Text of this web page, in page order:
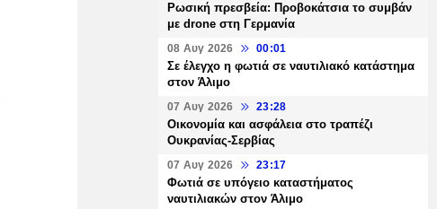
Ρωσική πρεσβεία: Προβοκάτσια το συμβάν
με drone στη Γερμανία
08 Αυγ 2026 00:01
Σε έλεγχο η φωτιά σε ναυτιλιακό κατάστημα
στον Άλιμο
07 Αυγ 2026 23:28
Οικονομία και ασφάλεια στο τραπέζι
Ουκρανίας-Σερβίας
07 Αυγ 2026 23:17
Φωτιά σε υπόγειο καταστήματος
ναυτιλιακών στον Άλιμο